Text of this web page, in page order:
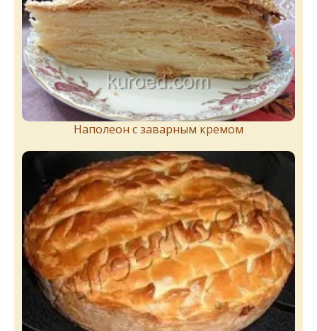
Наполеон с заварным кремом